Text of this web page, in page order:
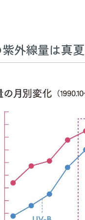
外線量は真